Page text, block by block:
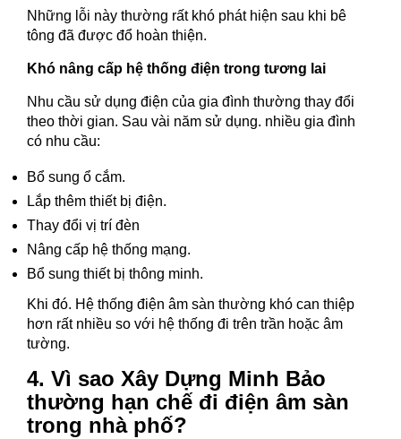
Những lỗi này thường rất khó phát hiện sau khi bê
tông đã được đổ hoàn thiện.
Khó nâng cấp hệ thống điện trong tương lai
Nhu cầu sử dụng điện của gia đình thường thay đổi
theo thời gian. Sau vài năm sử dụng. nhiều gia đình
có nhu cầu:
Bổ sung ổ cắm.
Lắp thêm thiết bị điện.
Thay đổi vị trí đèn
Nâng cấp hệ thống mạng.
Bổ sung thiết bị thông minh.
Khi đó. Hệ thống điện âm sàn thường khó can thiệp
hơn rất nhiều so với hệ thống đi trên trần hoặc âm
tường.
4. Vì sao Xây Dựng Minh Bảo
thường hạn chế đi điện âm sàn
trong nhà phố?